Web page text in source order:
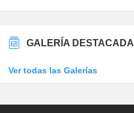
GALERÍA DESTACADA
Ver todas las Galerías